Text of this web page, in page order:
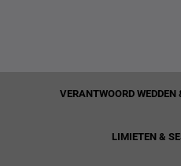
VERANTWOORD
LIMIETEN &